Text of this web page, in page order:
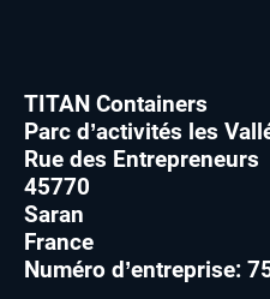
TITAN Containers
Parc d’activités les
Rue des Entrepreneurs
45770
Saran
France
Numéro d’entreprise: